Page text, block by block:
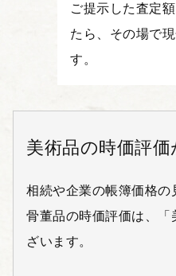
ご提示した査定
たら、その場で
す。
美術品の時価評
相続や企業の帳簿価格の
骨董品の時価評価は、
ざいます。